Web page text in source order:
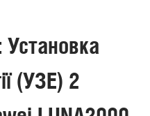
Установка
(УЗЕ) 2